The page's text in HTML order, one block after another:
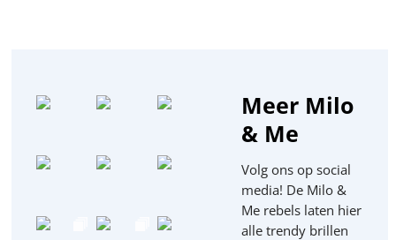
Meer Milo
& Me
Volg ons op social
media! De Milo &
Me rebels laten hier
alle trendy brillen